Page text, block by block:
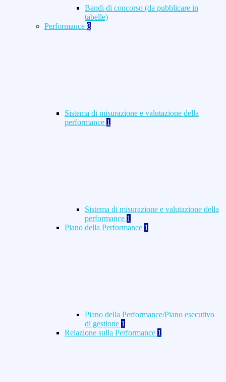
Bandi di concorso (da pubblicare in
tabelle)
Performance 8
Sistema di misurazione e valutazione della
performance 1
Sistema di misurazione e valutazione della
performance 1
Piano della Performance 1
Piano della Performance/Piano esecutivo
di gestione 1
Relazione sulla Performance 1